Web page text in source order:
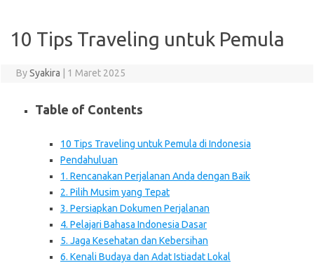
10 Tips Traveling untuk Pemula
BySyakira 1 Maret 2025
Table of Contents
10 Tips Traveling untuk Pemula di Indonesia
Pendahuluan
1. Rencanakan Perjalanan Anda dengan Baik
2. Pilih Musim yang Tepat
3. Persiapkan Dokumen Perjalanan
4. Pelajari Bahasa Indonesia Dasar
5. Jaga Kesehatan dan Kebersihan
6. Kenali Budaya dan Adat Istiadat Lokal